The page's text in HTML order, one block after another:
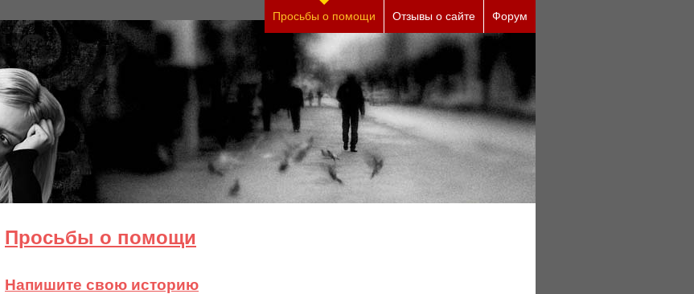
своего состояния и его психологические причины (бесплатно)
Просьбы о помощи Отзывы о сайте Форум
Просьбы о помощи
Напишите свою историю